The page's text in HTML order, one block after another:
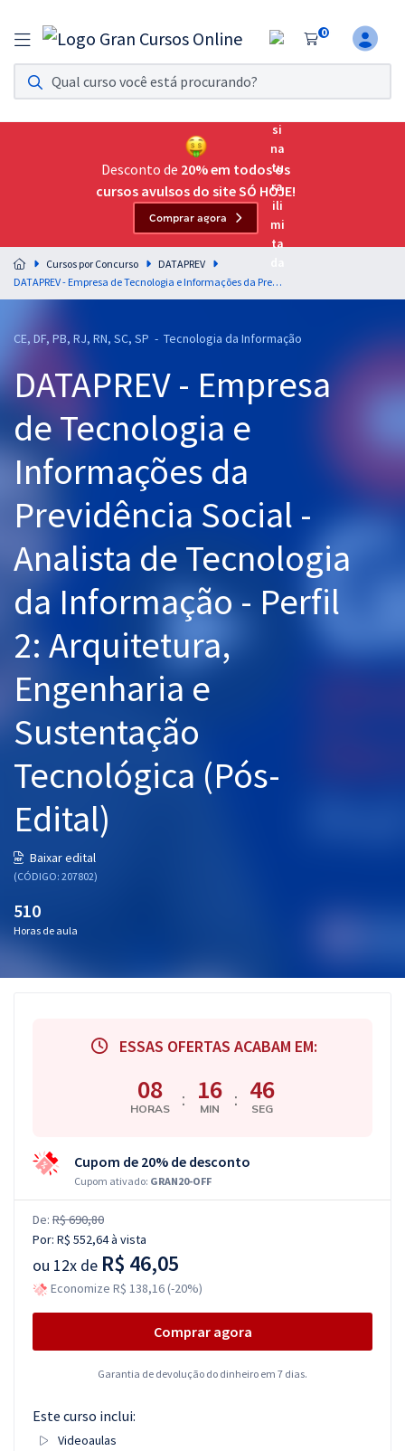
0
Assinatura Ilimitada 11
Acesso a todos os cursos. Teste grátis por 7 dias!
Assinatura OAB Até Passar
Acesso ilimitado a toda preparação para o Exame da
Residências Multiprofissionais
Preparação completa e intensiva para as principais
residências em saúde do Brasil
Cursos 20% OFF
Pós
Graduação
OAB
Mentorias
Questões grátis
Aprovados
Desconto de 20% em todos os
cursos avulsos do site SÓ HOJE!
Comprar agora
Cursos por Concurso
DATAPREV
DATAPREV - Empresa de Tecnologia e Informações da Previdência Social - Analista de Tecnologia da Informação - Perfil 2: Arquitetura, Engenharia e Sustentação Tecnológica (Pós-Edital)
CE, DF, PB, RJ, RN, SC, SP - Tecnologia da Informação
DATAPREV - Empresa
de Tecnologia e
Informações da
Previdência Social -
Analista de Tecnologia
da Informação - Perfil
2: Arquitetura,
Engenharia e
Sustentação
Tecnológica (Pós-
Edital)
Baixar edital
(CÓDIGO: 207802)
510
Horas de aula
ESSAS OFERTAS ACABAM EM:
08
HORAS : 16
MIN : 45
SEG
Cupom de 20% de desconto
Cupom ativado: GRAN20-OFF
De: R$ 690,80
Por: R$ 552,64à vista
ou 12x de R$ 46,05
Economize R$ 138,16 (-20%)
Comprar agora
Garantia de devolução do dinheiro em 7 dias.
Este curso inclui:
Videoaulas